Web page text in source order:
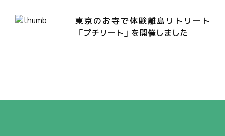
東京のお寺で体験離島リトリート
「プチリート」を開催しました